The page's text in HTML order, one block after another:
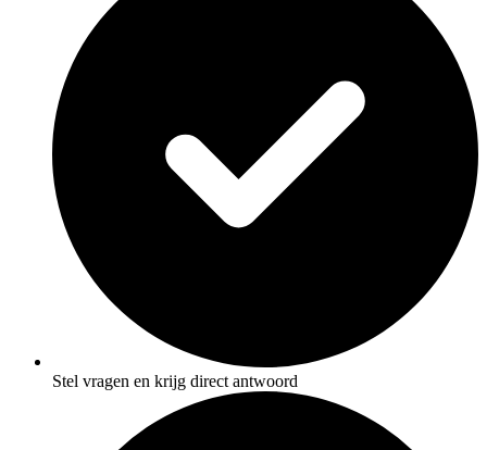
Stel vragen en krijg direct antwoord